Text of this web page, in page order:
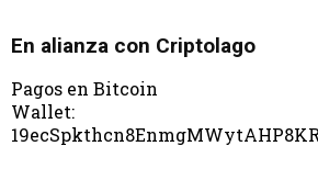
En alianza con Criptolago
Pagos en Bitcoin
Wallet: